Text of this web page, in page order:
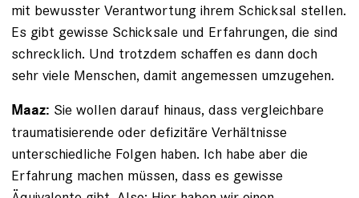
mit bewusster Verantwortung ihrem Schicksal stellen.
Es gibt gewisse Schicksale und Erfahrungen, die sind
schrecklich. Und trotzdem schaffen es dann doch
sehr viele Menschen, damit angemessen umzugehen.
Maaz: Sie wollen darauf hinaus, dass vergleichbare
traumatisierende oder defizitäre Verhältnisse
unterschiedliche Folgen haben. Ich habe aber die
Erfahrung machen müssen, dass es gewisse